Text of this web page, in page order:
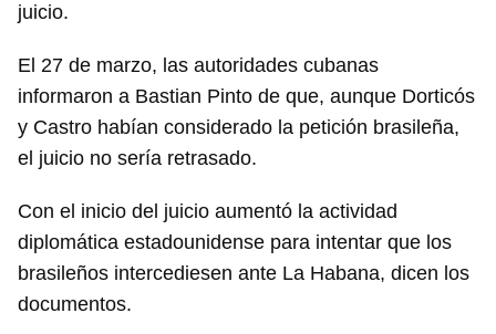
juicio.
El 27 de marzo, las autoridades cubanas
informaron a Bastian Pinto de que, aunque Dorticós
y Castro habían considerado la petición brasileña,
el juicio no sería retrasado.
Con el inicio del juicio aumentó la actividad
diplomática estadounidense para intentar que los
brasileños intercediesen ante La Habana, dicen los
documentos.